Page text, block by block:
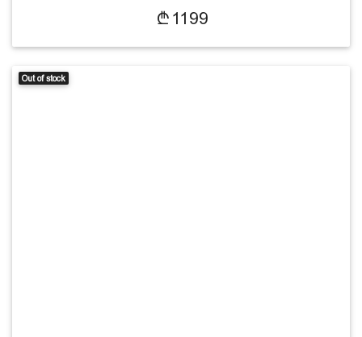
1199
Out of stock